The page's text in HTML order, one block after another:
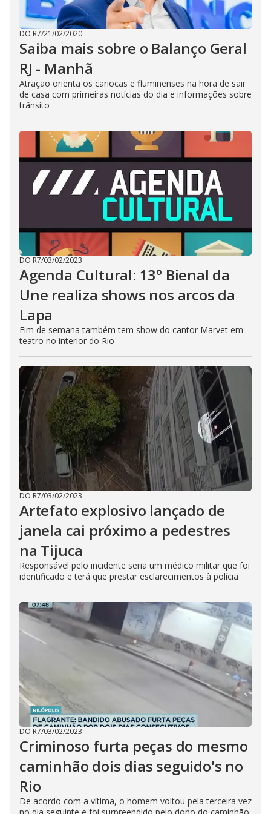
DO R7/21/02/2020
Saiba mais sobre o Balanço Geral
RJ - Manhã
Atração orienta os cariocas e fluminenses na hora de sair
de casa com primeiras notícias do dia e informações sobre
trânsito
DO R7/03/02/2023
Agenda Cultural: 13º Bienal da
Une realiza shows nos arcos da
Lapa
Fim de semana também tem show do cantor Marvet em
teatro no interior do Rio
DO R7/03/02/2023
Artefato explosivo lançado de
janela cai próximo a pedestres
na Tijuca
Responsável pelo incidente seria um médico militar que foi
identificado e terá que prestar esclarecimentos à polícia
DO R7/03/02/2023
Criminoso furta peças do mesmo
caminhão dois dias seguido's no
Rio
De acordo com a vítima, o homem voltou pela terceira vez